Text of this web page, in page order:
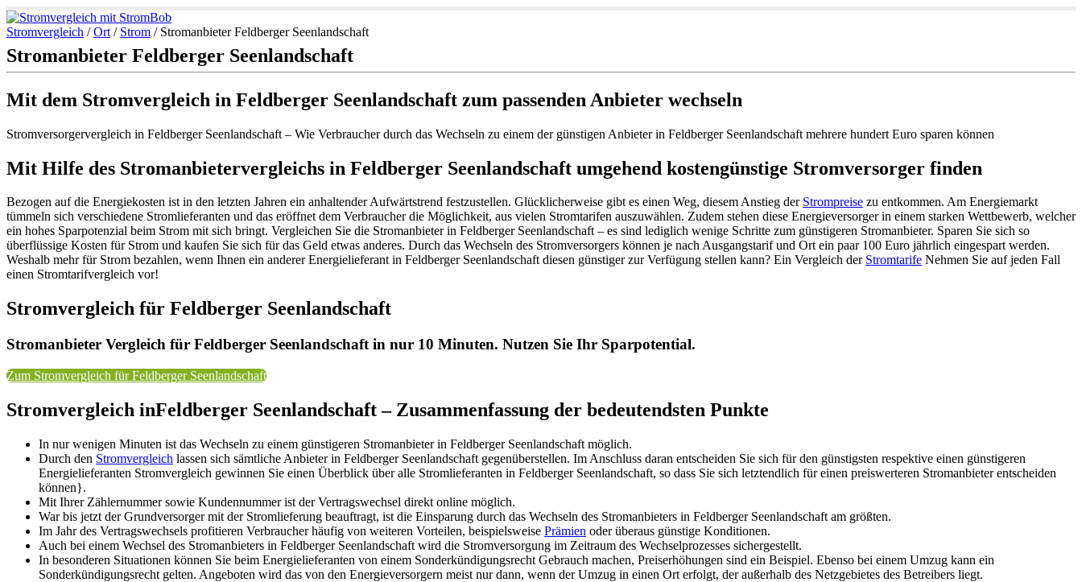
Stromvergleich /Ort / Strom / Stromanbieter Feldberger Seenlandschaft
Stromanbieter Feldberger Seenlandschaft
Mit dem Stromvergleich in Feldberger Seenlandschaft zum passenden Anbieter wechseln
Stromversorgervergleich in Feldberger Seenlandschaft – Wie Verbraucher durch das Wechseln zu einem der günstigen Anbieter in Feldberger Seenlandschaft mehrere hundert Euro sparen können
Mit Hilfe des Stromanbietervergleichs in Feldberger Seenlandschaft umgehend kostengünstige Stromversorger finden
Bezogen auf die Energiekosten ist in den letzten Jahren ein anhaltender Aufwärtstrend festzustellen. Glücklicherweise gibt es einen Weg, diesem Anstieg der Strompreise zu entkommen. Am Energiemarkt
tümmeln sich verschiedene Stromlieferanten und das eröffnet dem Verbraucher die Möglichkeit, aus vielen Stromtarifen auszuwählen. Zudem stehen diese Energieversorger in einem starken Wettbewerb, welcher
ein hohes Sparpotenzial beim Strom mit sich bringt. Vergleichen Sie die Stromanbieter in Feldberger Seenlandschaft – es sind lediglich wenige Schritte zum günstigeren Stromanbieter. Sparen Sie sich so
überflüssige Kosten für Strom und kaufen Sie sich für das Geld etwas anderes. Durch das Wechseln des Stromversorgers können je nach Ausgangstarif und Ort ein paar 100 Euro jährlich eingespart werden.
Weshalb mehr für Strom bezahlen, wenn Ihnen ein anderer Energielieferant in Feldberger Seenlandschaft diesen günstiger zur Verfügung stellen kann? Ein Vergleich der Stromtarife Nehmen Sie auf jeden Fall
einen Stromtarifvergleich vor!
Stromvergleich für Feldberger Seenlandschaft
Stromanbieter Vergleich für Feldberger Seenlandschaft in nur 10 Minuten. Nutzen Sie Ihr Sparpotential.
Zum Stromvergleich für Feldberger Seenlandschaft
Stromvergleich inFeldberger Seenlandschaft – Zusammenfassung der bedeutendsten Punkte
In nur wenigen Minuten ist das Wechseln zu einem günstigeren Stromanbieter in Feldberger Seenlandschaft möglich.
Durch den Stromvergleich lassen sich sämtliche Anbieter in Feldberger Seenlandschaft gegenüberstellen. Im Anschluss daran entscheiden Sie sich für den günstigsten respektive einen günstigeren
Energielieferanten Stromvergleich gewinnen Sie einen Überblick über alle Stromlieferanten in Feldberger Seenlandschaft, so dass Sie sich letztendlich für einen preiswerteren Stromanbieter entscheiden
können}.
Mit Ihrer Zählernummer sowie Kundennummer ist der Vertragswechsel direkt online möglich.
War bis jetzt der Grundversorger mit der Stromlieferung beauftragt, ist die Einsparung durch das Wechseln des Stromanbieters in Feldberger Seenlandschaft am größten.
Im Jahr des Vertragswechsels profitieren Verbraucher häufig von weiteren Vorteilen, beispielsweise Prämien oder überaus günstige Konditionen.
Auch bei einem Wechsel des Stromanbieters in Feldberger Seenlandschaft wird die Stromversorgung im Zeitraum des Wechselprozesses sichergestellt.
In besonderen Situationen können Sie beim Energielieferanten von einem Sonderkündigungsrecht Gebrauch machen, Preiserhöhungen sind ein Beispiel. Ebenso bei einem Umzug kann ein
Sonderkündigungsrecht gelten. Angeboten wird das von den Energieversorgern meist nur dann, wenn der Umzug in einen Ort erfolgt, der außerhalb des Netzgebietes des Betreibers liegt.